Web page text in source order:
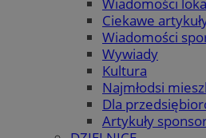
Ciekawe
Wiadomości
Wywiady
Kultura
Najmłodsi
Dla
Artykuły